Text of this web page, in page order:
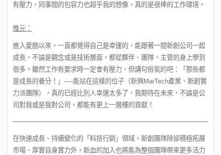
有壓力，同事間的包容力也超乎我的想像，真的是很棒的工作環境。
惟元：
進入愛酷以來，一直都覺得自己是幸運的，能跟著一間新創公司一起
成長，不論是觀念或是技術層面，都從夥伴、團隊、主管的身上學到
很多。雖然工作有要求時一定會有壓力，但講句俗氣的吧：「那些都
是成長的養分！」──能站在這樣的位子（新興MarTech產業、新創實
力派團隊），真的已經比別人幸運太多了，我期待在未來，不論是公
司對我或是我對公司，都能有更上一層樓的貢獻！
在快速成長、持續變化的「科技行銷」領域，新創團隊除卻積極拓展
市場、厚實自身實力外，新血的加入也將能為整個團隊帶來更多活力